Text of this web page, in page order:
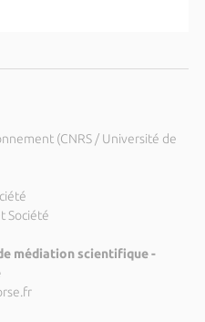
(CNRS / Université de
Société
médiation scientifique -